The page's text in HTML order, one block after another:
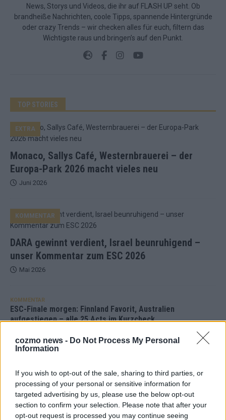
cozmo news - Do Not Process My Personal
Information
If you wish to opt-out of the sale, sharing to third parties, or
processing of your personal or sensitive information for
targeted advertising by us, please use the below opt-out
section to confirm your selection. Please note that after your
opt-out request is processed you may continue seeing
News, Storys und Videos, die ihr auf FLASH UP seht. Ob
brandheiße Nachrichten, coole Tipps, spannende Hintergründe
oder crazy Trends – wir checken alles für euch, filtern das
Wichtigste raus und bringen’s auf den Punkt.
TOP STORIES
Monaco, Sallys Café, Westernbrauerei – der
Europa-Park 2026 macht vieles neu
EXTRA
Juni 2026
DARA gewinnt verdient, Israel beunruhigend –
unser Kommentar zum ESC 2026
KOMMENTAR
Mai 2026
KOMMENTAR
ESC-Finale morgen: Finnland Favorit, Australien
aufgestiegen – alle 25 Acts im Kurzcheck
JJ hat den Abend gerettet – der Rest des ESC-Halbfinales
war solide, aber kein Feuerwerk
Mai 2026